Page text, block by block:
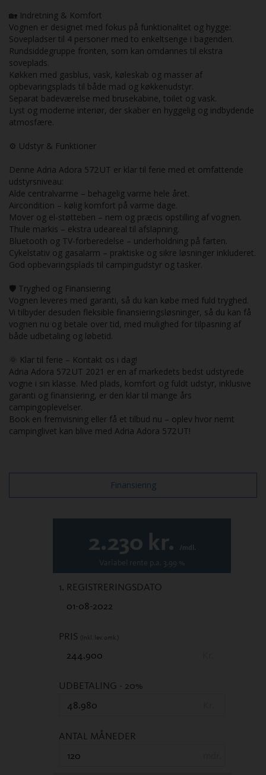
🏡 Indretning & Komfort
Vognen er designet med fokus på funktionalitet og hygge:
Sovepladser til 4 personer med to enkeltsenge i bagenden.
Rundsiddegruppe fronten, som kan omdannes til ekstra
soveplads.
Køkken med gasblus, vask, køleskab og masser af
opbevaringsplads til både mad og køkkenudstyr.
Separat badeværelse med brusekabine, toilet og vask.
Lyst og moderne interiør, der skaber en hyggelig og indbydende
atmosfære.
⚙️ Udstyr & Funktioner
Denne Adria Adora 572 UT er klar til ferie med et omfattende
udstyrsniveau:
Alde centralvarme – behagelig varme hele året.
Aircondition – kølig komfort på varme dage.
Mover og el-støtteben – nem og præcis opstilling af vognen.
Thule markis – ekstra udeareal til afslapning.
Bluetooth og TV-forberedelse – underholdning på farten.
Cykelstativ og gasalarm – praktiske og sikre løsninger inkluderet.
God opbevaringsplads til campingudstyr og tasker.
🛡️ Tryghed og Finansiering
Vognen leveres med garanti, så du kan købe med fuld tryghed.
Vi tilbyder desuden fleksible finansieringsløsninger, så du kan få
vognen nu og betale over tid, med mulighed for tilpasning af
både udbetaling og løbetid.
🌞 Klar til ferie – Kontakt os i dag!
Adria Adora 572 UT 2021 er en af markedets bedst udstyrede
vogne i sin klasse. Med plads, komfort og fuldt udstyr, inklusive
garanti og finansiering, er den klar til mange års
campingoplevelser.
Book en fremvisning eller få et tilbud nu – oplev hvor nemt
campinglivet kan blive med Adria Adora 572 UT!
Finansiering
2.230 kr. /mdl.
Variabel rente p.a. 3.99 %
1. REGISTRERINGSDATO
PRIS (Inkl. lev. omk.)
UDBETALING - 20%
ANTAL MÅNEDER